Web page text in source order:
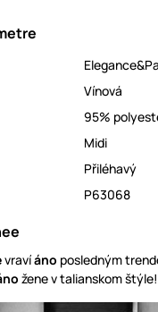
Vínová
95%
Midi
Přiléhavý
P63068
vravíáno posledným
žene v talianskom štýle!